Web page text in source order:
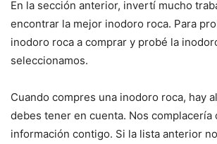
En la sección anterior, invertí mucho
encontrar la mejor inodoro roca. Para
inodoro roca a comprar y probé la
seleccionamos.
Cuando compres una inodoro roca, hay
debes tener en cuenta. Nos complacería
información contigo. Si la lista anterior